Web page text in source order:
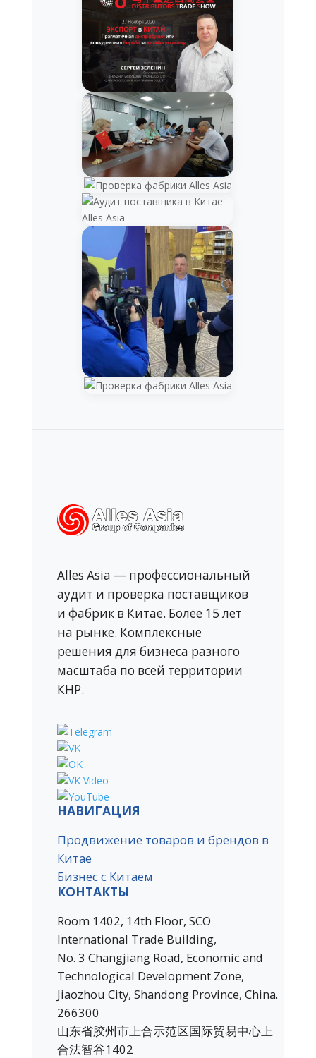
Alles Asia — профессиональный
аудит и проверка поставщиков
и фабрик в Китае. Более 15 лет
на рынке. Комплексные
решения для бизнеса разного
масштаба по всей территории
КНР.
НАВИГАЦИЯ
Продвижение товаров и брендов в
Китае
Бизнес с Китаем
КОНТАКТЫ
Room 1402, 14th Floor, SCO
International Trade Building,
No. 3 Changjiang Road, Economic and
Technological Development Zone,
Jiaozhou City, Shandong Province, China.
266300
山东省胶州市上合示范区国际贸易中心上
合法智谷1402